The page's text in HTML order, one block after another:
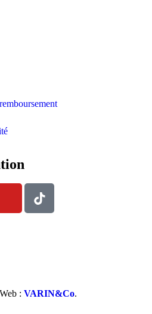
: VARIN&Co.